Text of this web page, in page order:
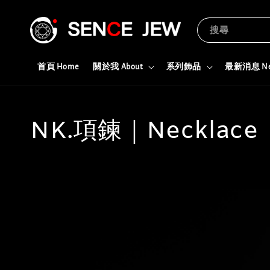
搜尋
首頁 Home 關於我 About 系列飾品 最新消息
NK.項鍊｜Necklace